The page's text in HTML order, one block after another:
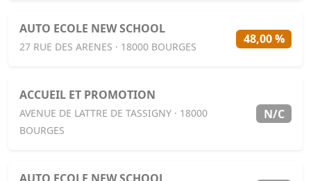
AUTO ECOLE NEW SCHOOL
27 RUE DES ARENES · 18000 BOURGES
48,00 %
ACCUEIL ET PROMOTION
AVENUE DE LATTRE DE TASSIGNY · 18000
BOURGES
N/C